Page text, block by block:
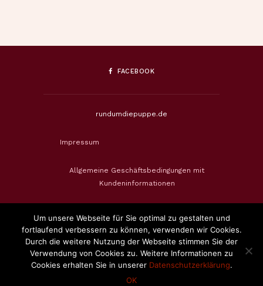
FACEBOOK
rundumdiepuppe.de
Impressum
Allgemeine Geschäftsbedingungen mit
Kundeninformationen
Widerrufsbelehrung & Widerrufsformular
Zahlungsweisen
Um unsere Webseite für Sie optimal zu gestalten und
fortlaufend verbessern zu können, verwenden wir Cookies.
Durch die weitere Nutzung der Webseite stimmen Sie der
Verwendung von Cookies zu. Weitere Informationen zu
Cookies erhalten Sie in unserer Datenschutzerklärung.
OK